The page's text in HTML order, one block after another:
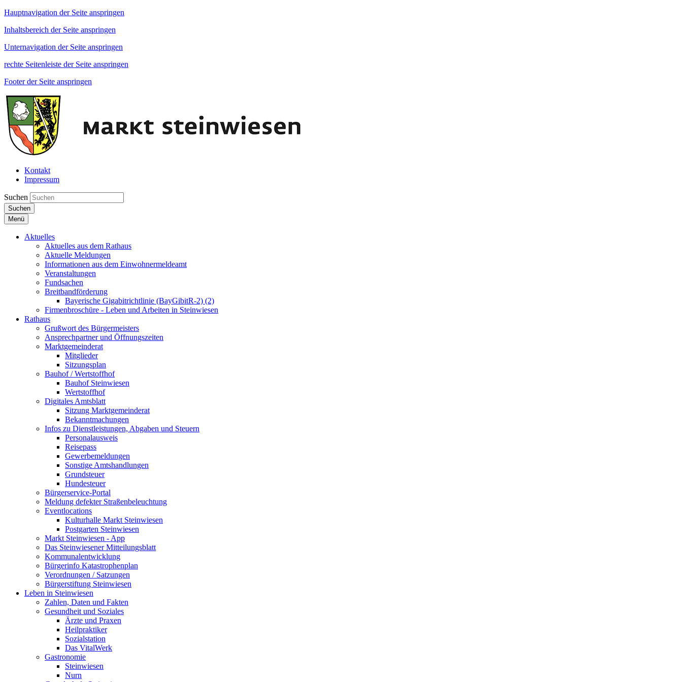
Hauptnavigation der Seite anspringen
Inhaltsbereich der Seite anspringen
Unternavigation der Seite anspringen
rechte Seitenleiste der Seite anspringen
Footer der Seite anspringen
Kontakt
Impressum
Suchen
Suchen
Menü
Aktuelles
Aktuelles aus dem Rathaus
Aktuelle Meldungen
Informationen aus dem Einwohnermeldeamt
Veranstaltungen
Fundsachen
Breitbandförderung
Bayerische Gigabitrichtlinie (BayGibitR-2) (2)
Firmenbroschüre - Leben und Arbeiten in Steinwiesen
Rathaus
Grußwort des Bürgermeisters
Ansprechpartner und Öffnungszeiten
Marktgemeinderat
Mitglieder
Sitzungsplan
Bauhof / Wertstoffhof
Bauhof Steinwiesen
Wertstoffhof
Digitales Amtsblatt
Sitzung Marktgemeinderat
Bekanntmachungen
Infos zu Dienstleistungen, Abgaben und Steuern
Personalausweis
Reisepass
Gewerbemeldungen
Sonstige Amtshandlungen
Grundsteuer
Hundesteuer
Bürgerservice-Portal
Meldung defekter Straßenbeleuchtung
Eventlocations
Kulturhalle Markt Steinwiesen
Postgarten Steinwiesen
Markt Steinwiesen - App
Das Steinwiesener Mitteilungsblatt
Kommunalentwicklung
Bürgerinfo Katastrophenplan
Verordnungen / Satzungen
Bürgerstiftung Steinwiesen
Leben in Steinwiesen
Zahlen, Daten und Fakten
Gesundheit und Soziales
Ärzte und Praxen
Heilpraktiker
Sozialstation
Das VitalWerk
Gastronomie
Steinwiesen
Nurn